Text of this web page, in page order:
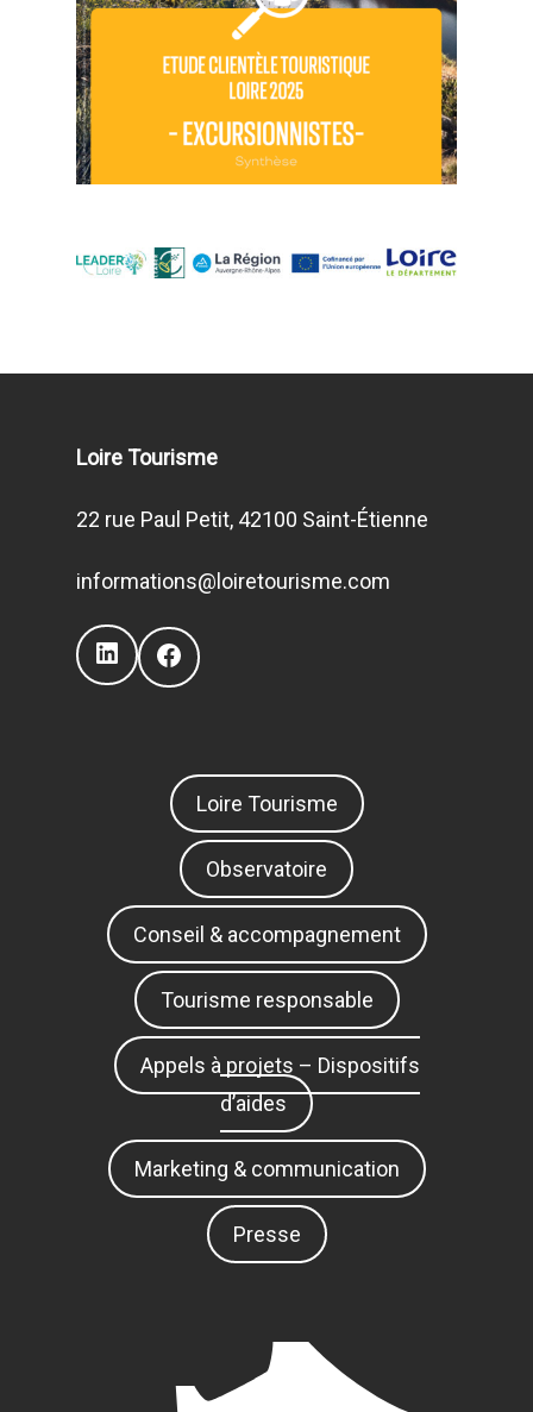
Loire Tourisme
22 rue Paul Petit, 42100 Saint-Étienne
informations@loiretourisme.com
LinkedInFacebook
Loire Tourisme
Observatoire
Conseil & accompagnement
Tourisme responsable
Appels à projets – Dispositifs
d’aides
Marketing & communication
Presse